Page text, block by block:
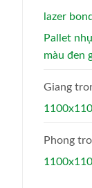
lazer
Pallet
màu đen
Giang
Phong